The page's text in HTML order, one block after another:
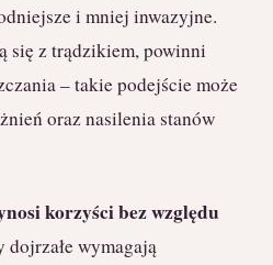
i mniej inwazyjne.
się z trądzikiem, powinni
– takie podejście może
oraz nasilenia stanów
korzyści bez względu
dojrzałe wymagają